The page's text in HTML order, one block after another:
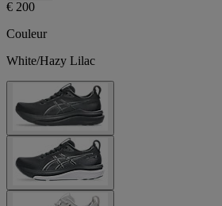
€ 200
Couleur
White/Hazy Lilac